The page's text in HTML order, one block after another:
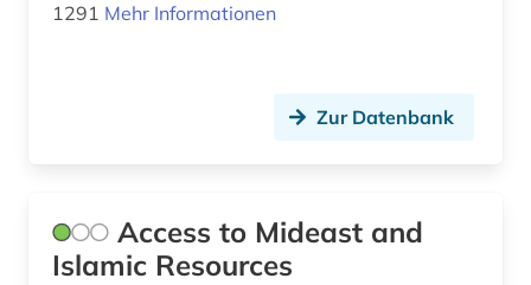
1291 Mehr Informationen
Zur Datenbank
Access to Mideast and
Islamic Resources